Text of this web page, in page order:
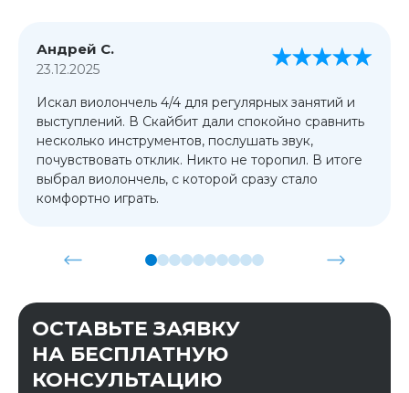
Андрей С.
23.12.2025
Искал виолончель 4/4 для регулярных занятий и
выступлений. В Скайбит дали спокойно сравнить
несколько инструментов, послушать звук,
почувствовать отклик. Никто не торопил. В итоге
выбрал виолончель, с которой сразу стало
комфортно играть.
ОСТАВЬТЕ ЗАЯВКУ
НА БЕСПЛАТНУЮ
КОНСУЛЬТАЦИЮ